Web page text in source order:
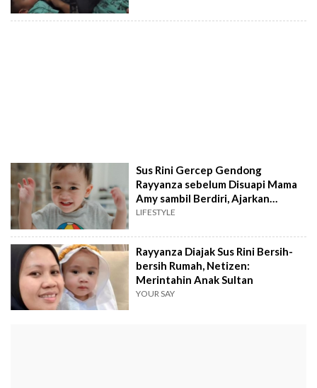
Sus Rini Gercep Gendong
Rayyanza sebelum Disuapi Mama
Amy sambil Berdiri, Ajarkan
Kedisiplinan saat Makan?
LIFESTYLE
Rayyanza Diajak Sus Rini Bersih-
bersih Rumah, Netizen:
Merintahin Anak Sultan
YOUR SAY